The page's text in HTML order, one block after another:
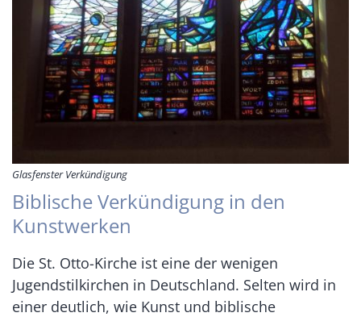
Glasfenster Verkündigung
Biblische Verkündigung in den
Kunstwerken
Die St. Otto-Kirche ist eine der wenigen
Jugendstilkirchen in Deutschland. Selten wird in
einer deutlich, wie Kunst und biblische